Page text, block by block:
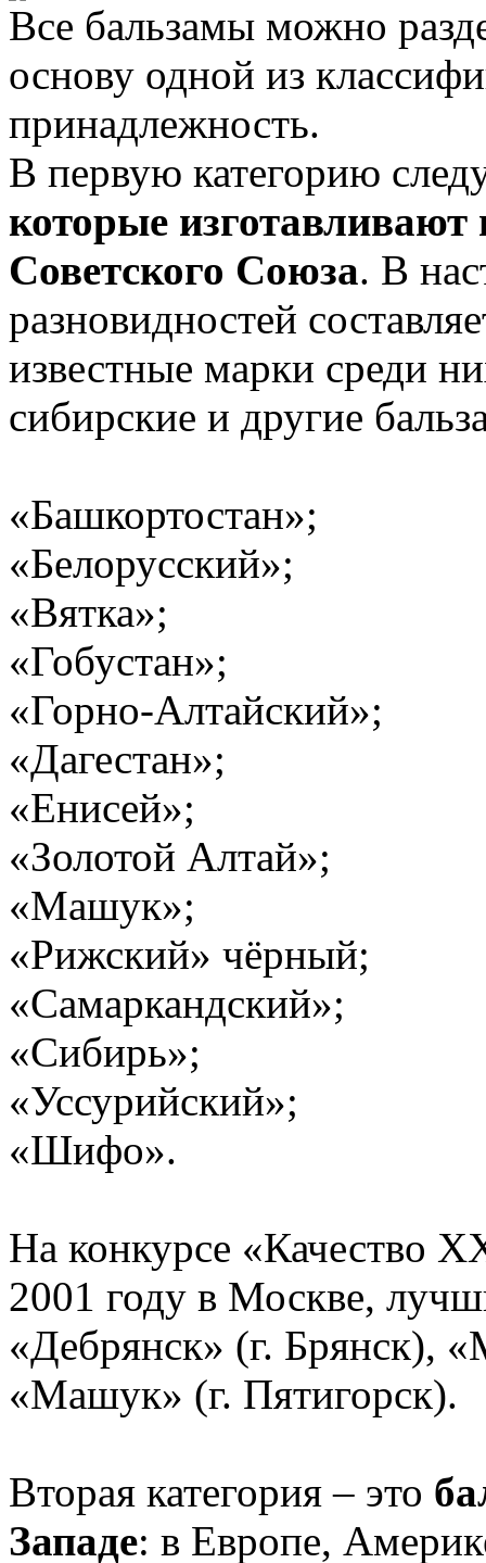
Все бальзамы можно
основу одной из
принадлежность.
В первую категорию
которые
Советского Союза. В
разновидностей
известные марки среди
сибирские и другие
«Башкортостан»;
«Белорусский»;
«Вятка»;
«Гобустан»;
«Горно-Алтайский»;
«Дагестан»;
«Енисей»;
«Золотой Алтай»;
«Машук»;
«Рижский» чёрный;
«Самаркандский»;
«Сибирь»;
«Уссурийский»;
«Шифо».
На конкурсе «Качество
2001 году в Москве,
«Дебрянск» (г. Брянск),
«Машук» (г. Пятигорск).
Вторая категория – это
Западе: в Европе,